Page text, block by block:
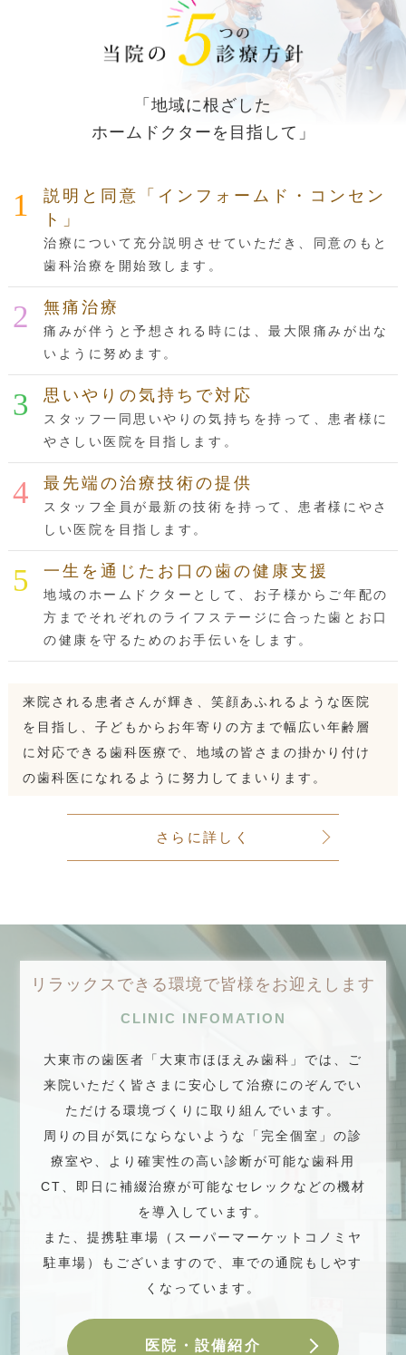
「地域に根ざした
ホームドクターを目指して」
説明と同意「インフォームド・コンセン
ト」
治療について充分説明させていただき、同意のもと
歯科治療を開始致します。
無痛治療
痛みが伴うと予想される時には、最大限痛みが出な
いように努めます。
思いやりの気持ちで対応
スタッフ一同思いやりの気持ちを持って、患者様に
やさしい医院を目指します。
最先端の治療技術の提供
スタッフ全員が最新の技術を持って、患者様にやさ
しい医院を目指します。
一生を通じたお口の歯の健康支援
地域のホームドクターとして、お子様からご年配の
方までそれぞれのライフステージに合った歯とお口
の健康を守るためのお手伝いをします。
来院される患者さんが輝き、笑顔あふれるような医院
を目指し、子どもからお年寄りの方まで幅広い年齢層
に対応できる歯科医療で、地域の皆さまの掛かり付け
の歯科医になれるように努力してまいります。
さらに詳しく
リラックスできる環境で皆様をお迎えします
CLINIC INFOMATION
大東市の歯医者「大東市ほほえみ歯科」では、 ご
来院いただく皆さまに安心して治療にのぞんでい
ただける環境づくりに取り組んでいます。
周りの目が気にならないような「完全個室」の診
療室や、 より確実性の高い診断が可能な歯科用
CT、即日に補綴治療が可能なセレックなどの機材
を導入しています。
また、提携駐車場（スーパーマーケットコノミヤ
駐車場）もございますので、車での通院もしやす
くなっています。
医院・設備紹介